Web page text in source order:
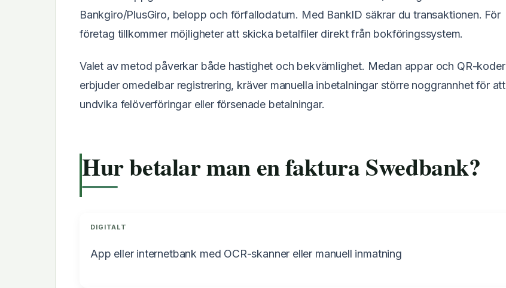
Bankgiro/PlusGiro, belopp och förfallodatum. Med BankID säkrar du transaktionen. För
företag tillkommer möjligheter att skicka betalfiler direkt från bokföringssystem.
Valet av metod påverkar både hastighet och bekvämlighet. Medan appar och QR-koder
erbjuder omedelbar registrering, kräver manuella inbetalningar större noggrannhet för att
undvika felöverföringar eller försenade betalningar.
Hur betalar man en faktura Swedbank?
DIGITALT
App eller internetbank med OCR-skanner eller manuell inmatning